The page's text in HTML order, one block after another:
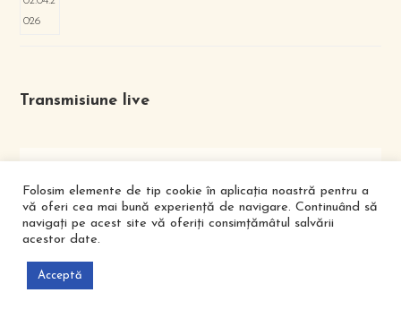
Transmisiune live
Folosim elemente de tip cookie în aplicația noastră pentru a
vă oferi cea mai bună experiență de navigare. Continuând să
navigați pe acest site vă oferiți consimțămâtul salvării
acestor date.
Acceptă